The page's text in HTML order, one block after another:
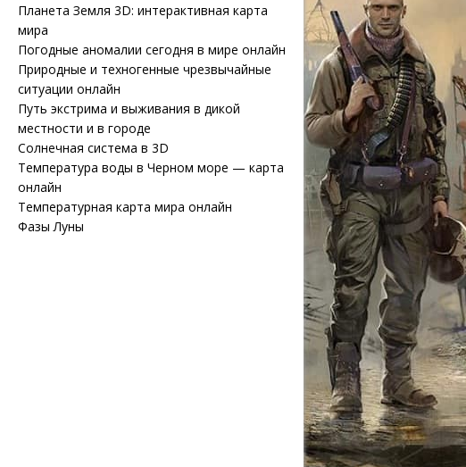
Планета Земля 3D: интерактивная карта
мира
Погодные аномалии сегодня в мире онлайн
Природные и техногенные чрезвычайные
ситуации онлайн
Путь экстрима и выживания в дикой
местности и в городе
Солнечная система в 3D
Температура воды в Черном море — карта
онлайн
Температурная карта мира онлайн
Фазы Луны